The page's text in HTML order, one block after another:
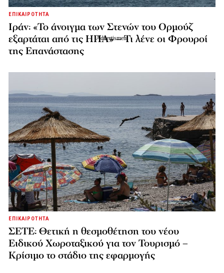
ΕΠΙΚΑΙΡΟΤΗΤΑ
Ιράν: «Το άνοιγμα των Στενών του Ορμούζ
εξαρτάται από τις ΗΠΑ» – Τι λένε οι Φρουροί
της Επανάστασης
ΕΠΙΚΑΙΡΟΤΗΤΑ
ΣΕΤΕ: Θετική η θεσμοθέτηση του νέου
Ειδικού Χωροταξικού για τον Τουρισμό –
Κρίσιμο το στάδιο της εφαρμογής